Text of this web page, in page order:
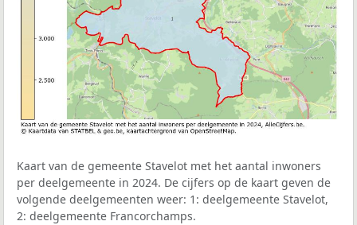
Kaart van de gemeente Stavelot met het aantal inwoners
per deelgemeente in 2024. De cijfers op de kaart geven de
volgende deelgemeenten weer: 1: deelgemeente Stavelot,
2: deelgemeente Francorchamps.